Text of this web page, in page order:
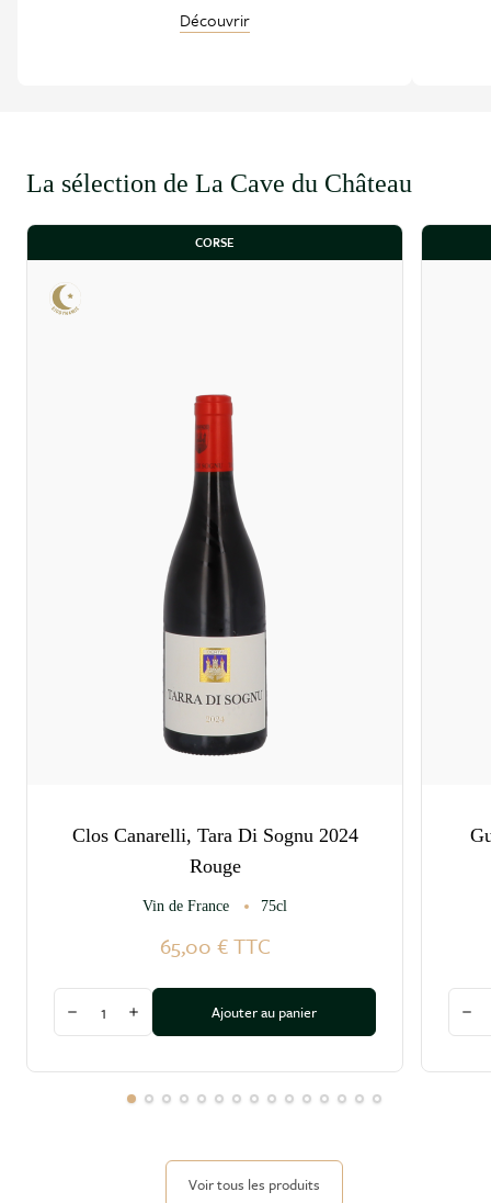
Découvrir
La sélection de La Cave du Château
CORSE
Clos Canarelli, Tara Di Sognu 2024
Rouge
Vin de France 75cl
65,00 € TTC
Diminuer la quantité
Augmenter la quantité
Ajouter au panier
Voir tous les produits